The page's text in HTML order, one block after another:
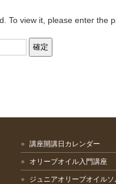
To view it, please enter the
講座開講日カレンダー
オリーブオイル入門講座
ジュニアオリーブオイル